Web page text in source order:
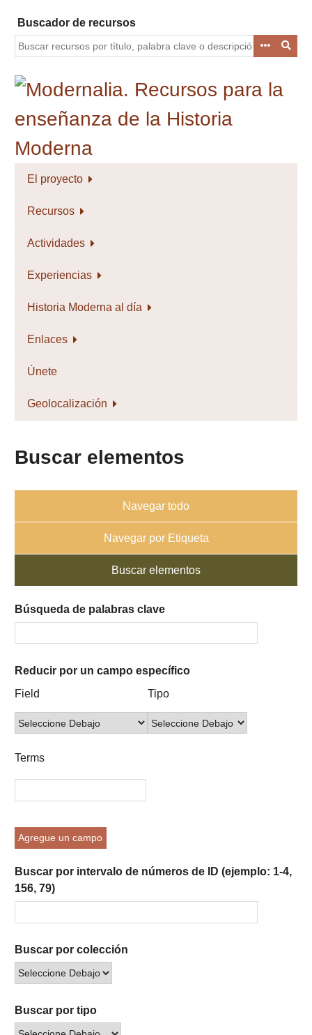
contenido
principal
Buscador de recursos
El proyecto
Recursos
Actividades
Experiencias
Historia Moderna al día
Enlaces
Únete
Geolocalización
Buscar elementos
Navegar todo
Navegar por Etiqueta
Buscar elementos
Búsqueda de palabras clave
of
rows
in
por
un
campo
Reducir por un campo específico
Campo
búsqueda
Tipo
búsqueda
Términos
búsqueda
Ensamblador
Búsqueda
Field Tipo
Terms
Agregue un campo
Buscar por intervalo de números de ID (ejemplo: 1-4,
156, 79)
Buscar por colección
Buscar por tipo